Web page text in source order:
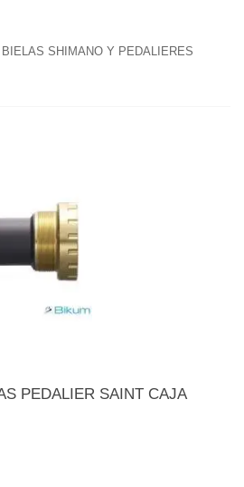
SHIMANO Y PEDALIERES
PEDALIER SAINT CAJA